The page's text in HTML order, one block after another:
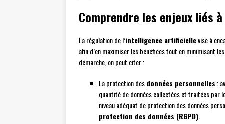
Comprendre les enjeux liés
La régulation de l’intelligence artificiellevise à
afin d’en maximiser les bénéfices tout en minimisant
démarche, on peut citer :
La protection desdonnées personnelles :
quantité de données collectées et traitées par
niveau adéquat de protection des données
protection des données (RGPD)